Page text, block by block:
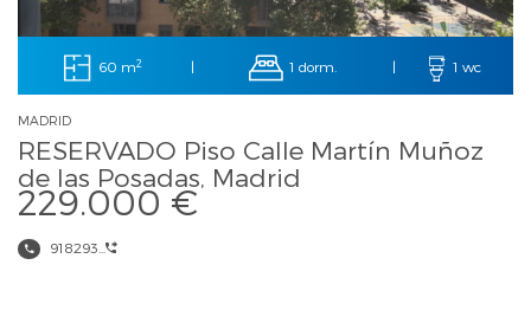
60 m2 | 1 dorm. | 1 wc
MADRID
RESERVADO Piso Calle Martín Muñoz
de las Posadas, Madrid
229.000 €
918293...